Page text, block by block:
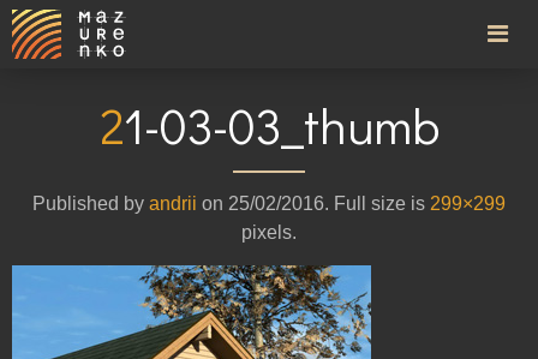
21-03-03_thumb
Published by andrii on 25/02/2016. Full size is 299×299
pixels.